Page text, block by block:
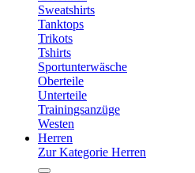
Sweatshirts
Tanktops
Trikots
Tshirts
Sportunterwäsche
Oberteile
Unterteile
Trainingsanzüge
Westen
Herren
Zur Kategorie Herren